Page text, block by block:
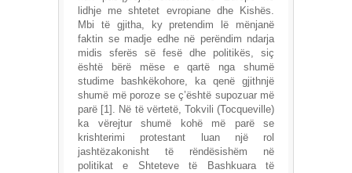
lidhje me shtetet evropiane dhe Kishës.
Mbi të gjitha, ky pretendim lë mënjanë
faktin se madje edhe në perëndim ndarja
midis sferës së fesë dhe politikës, siç
është bërë mëse e qartë nga shumë
studime bashkëkohore, ka qenë gjithnjë
shumë më poroze se ç’është supozuar më
parë [1]. Në të vërtetë, Tokvili (Tocqueville)
ka vërejtur shumë kohë më parë se
krishterimi protestant luan një rol
jashtëzakonisht të rëndësishëm në
politikat e Shteteve të Bashkuara të